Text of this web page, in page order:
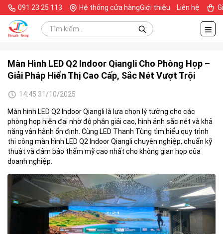
091 23 25 113 Hệ thống cửa hàngGiới thiệu Liên hệ
Màn Hình LED Q2 Indoor Qiangli Cho Phòng Họp –
Giải Pháp Hiển Thị Cao Cấp, Sắc Nét Vượt Trội
14:45 31/10/2025
Màn hình LED Q2 Indoor Qiangli là lựa chọn lý tưởng cho các
phòng họp hiện đại nhờ độ phân giải cao, hình ảnh sắc nét và khả
năng vận hành ổn định. Cùng LED Thanh Tùng tìm hiểu quy trình
thi công màn hình LED Q2 Indoor Qiangli chuyên nghiệp, chuẩn kỹ
thuật và đảm bảo thẩm mỹ cao nhất cho không gian họp của
doanh nghiệp.